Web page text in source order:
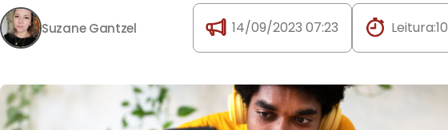
Suzane Gantzel 14/09/2023 07:23 Leitura:10